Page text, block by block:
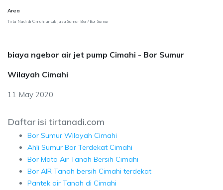
Area
Tirta Nadi di Cimahi untuk Jasa Sumur Bor / Bor Sumur
biaya ngebor air jet pump Cimahi - Bor Sumur
Wilayah Cimahi
11 May 2020
Daftar isi tirtanadi.com
Bor Sumur Wilayah Cimahi
Ahli Sumur Bor Terdekat Cimahi
Bor Mata Air Tanah Bersih Cimahi
Bor AIR Tanah bersih Cimahi terdekat
Pantek air Tanah di Cimahi